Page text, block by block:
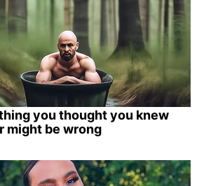
you thought you knew
might be wrong